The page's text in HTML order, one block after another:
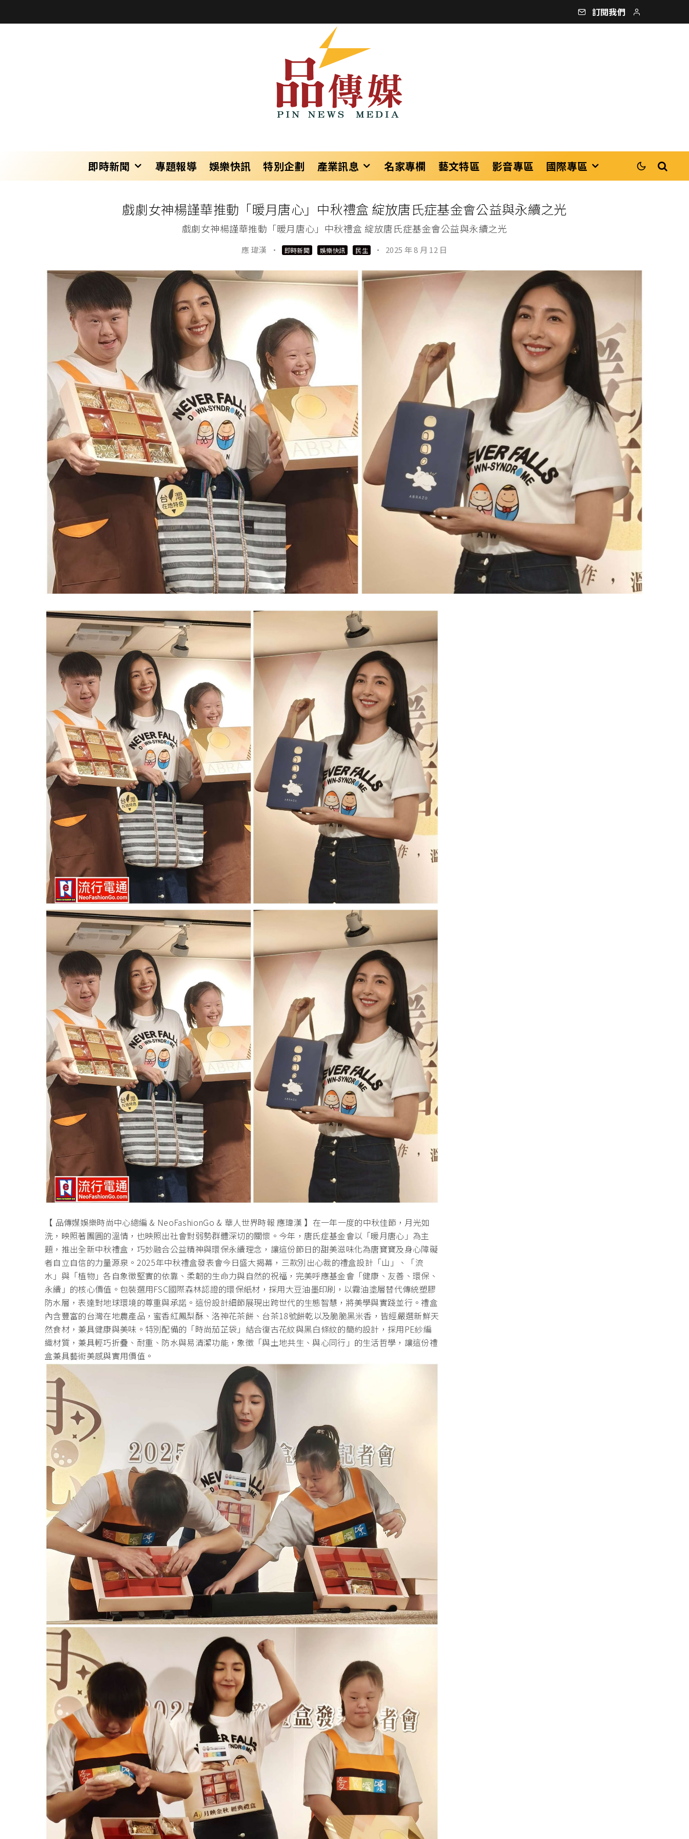
訂閱我們
即時新聞 專題報導 娛樂快訊 特別企劃 產業訊息 名家專欄 藝文特區 影音專區 國際專區
戲劇女神楊謹華推動「暖月唐心」中秋禮盒 綻放唐氏症基金會公益與永續之光
戲劇女神楊謹華推動「暖月唐心」中秋禮盒 綻放唐氏症基金會公益與永續之光
應 瑋漢 · 即時新聞 娛樂快訊 民生 · 2025 年 8 月 12 日
【 品傳媒娛樂時尚中心總編 & NeoFashionGo & 華人世界時報 應瑋漢 】在一年一度的中秋佳節，月光如
洗，映照著團圓的溫情，也映照出社會對弱勢群體深切的關懷。今年，唐氏症基金會以「暖月唐心」為主
題，推出全新中秋禮盒，巧妙融合公益精神與環保永續理念，讓這份節日的甜美滋味化為唐寶寶及身心障礙
者自立自信的力量源泉。2025年中秋禮盒發表會今日盛大揭幕，三款別出心裁的禮盒設計「山」、「流
水」與「植物」各自象徵堅實的依靠、柔韌的生命力與自然的祝福，完美呼應基金會「健康、友善、環保、
永續」的核心價值。包裝選用FSC國際森林認證的環保紙材，採用大豆油墨印刷，以霧油塗層替代傳統塑膠
防水層，表達對地球環境的尊重與承諾。這份設計細節展現出跨世代的生態智慧，將美學與實踐並行。禮盒
內含豐富的台灣在地農產品，蜜香紅鳳梨酥、洛神花茶餅、台茶18號餅乾以及脆脆黑米香，皆經嚴選新鮮天
然食材，兼具健康與美味。特別配備的「時尚茄芷袋」結合復古花紋與黑白條紋的簡約設計，採用PE紗編
織材質，兼具輕巧折疊、耐重、防水與易清潔功能，象徵「與土地共生、與心同行」的生活哲學，讓這份禮
盒兼具藝術美感與實用價值。